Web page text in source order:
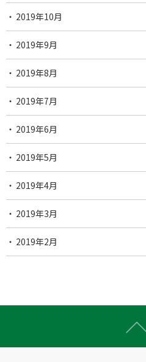
2019年10月
2019年9月
2019年8月
2019年7月
2019年6月
2019年5月
2019年4月
2019年3月
2019年2月